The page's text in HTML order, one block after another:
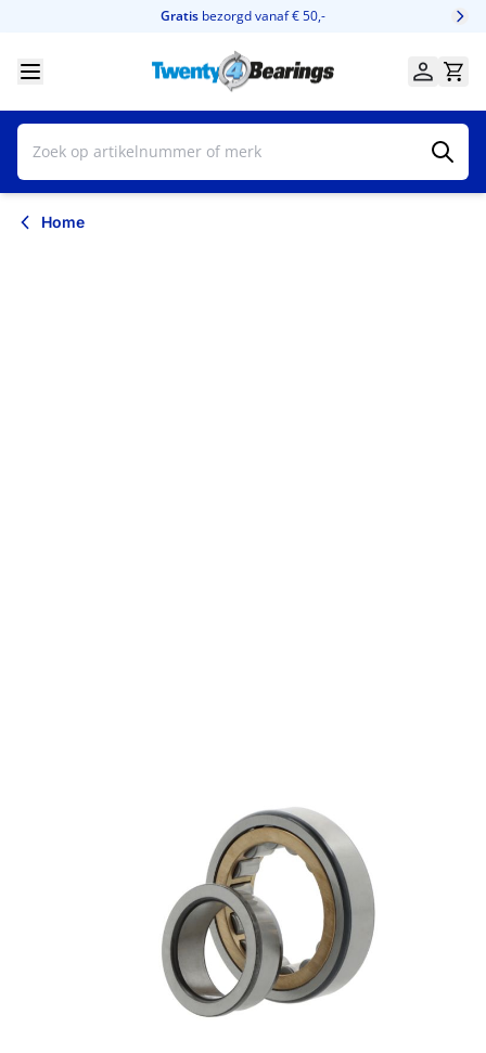
Gratis bezorgd vanaf € 50,-
Home
Cilindrische rollagers
70.00 mm
150.00 mm
35.00 mm